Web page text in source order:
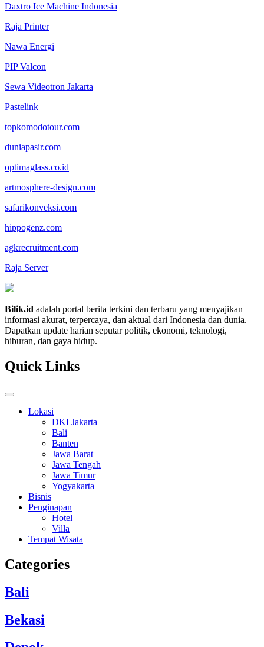
Daxtro Ice Machine Indonesia
Raja Printer
Nawa Energi
PIP Valcon
Sewa Videotron Jakarta
Pastelink
topkomodotour.com
duniapasir.com
optimaglass.co.id
artmosphere-design.com
safarikonveksi.com
hippogenz.com
agkrecruitment.com
Raja Server
Bilik.id adalah portal berita terkini dan terbaru yang menyajikan
informasi akurat, terpercaya, dan aktual dari Indonesia dan dunia.
Dapatkan update harian seputar politik, ekonomi, teknologi,
hiburan, dan gaya hidup.
Quick Links
Lokasi
DKI Jakarta
Bali
Banten
Jawa Barat
Jawa Tengah
Jawa Timur
Yogyakarta
Bisnis
Penginapan
Hotel
Villa
Tempat Wisata
Categories
Bali
Bekasi